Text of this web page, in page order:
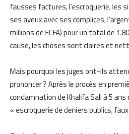
fausses factures, l’escroquerie, les
ses aveux avec ses complices,
millions de FCFA) pour un total de
cause, les choses sont claires et
Mais pourquoi les juges ont-ils
prononcer ? Après le procès en
condamnation de Khalifa Sall à 5
« escroquerie de deniers publics,